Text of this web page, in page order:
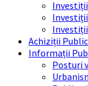
Achiziții
Informații
Posturi